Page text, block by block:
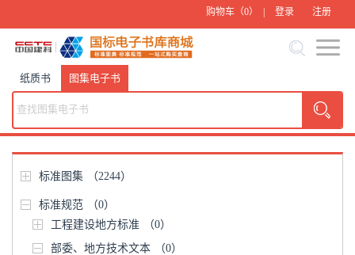
购物车（0） | 登录 注册
纸质书 图集电子书
标准图集 （2244）
标准规范
（0）
工程建设地方标准
（0）
部委、地方技术文本
（0）